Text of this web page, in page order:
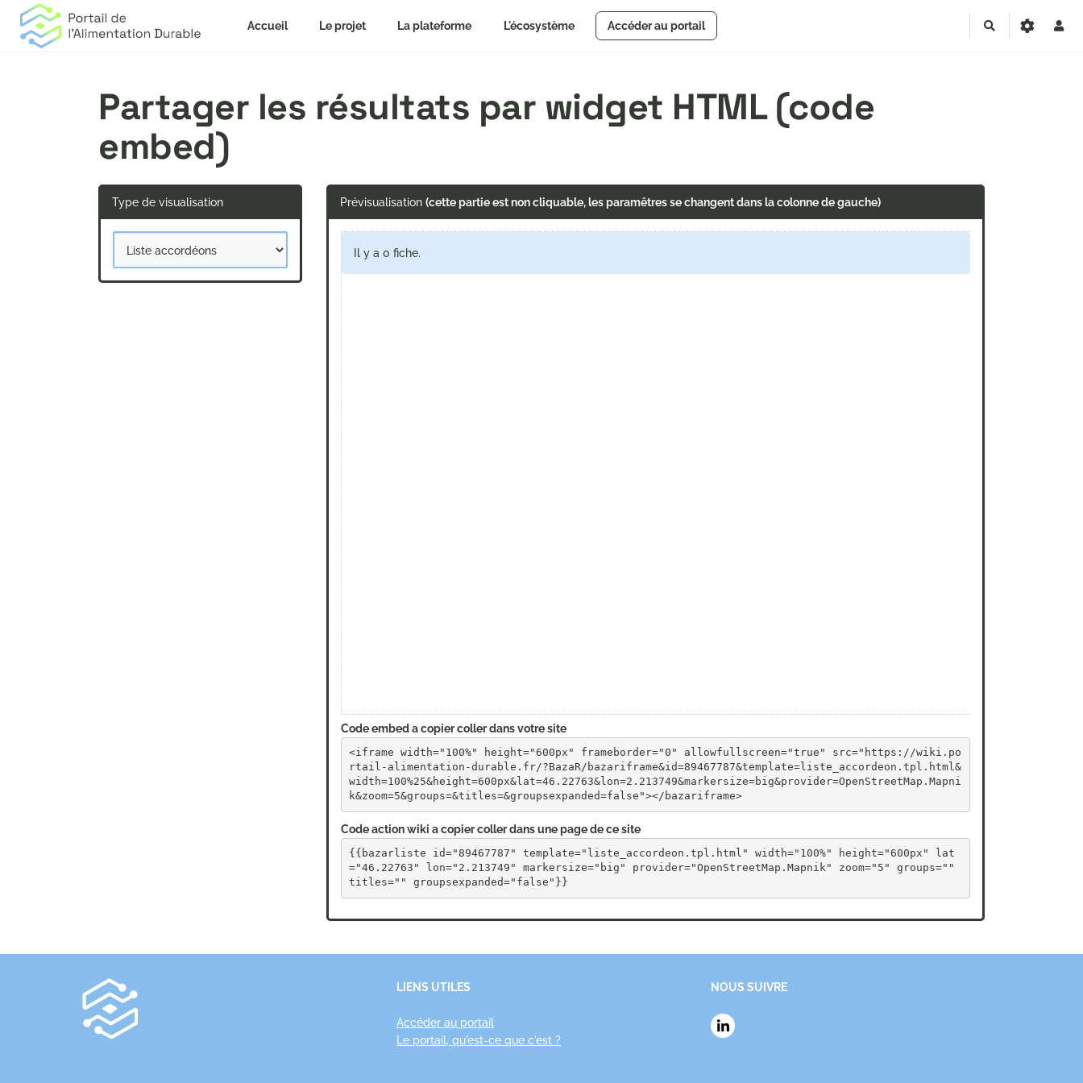
Accueil Le projet La plateforme L'écosystème Accéder au portail Rechercher
Partager les résultats par widget HTML (code
embed)
Type de visualisation Prévisualisation (cette partie est non cliquable, les paramêtres se changent dans la colonne de gauche)
Code embed a copier coller dans votre site
<iframe width="100%" height="600px" frameborder="0" allowfullscreen="true" src="https://wiki.po
rtail-alimentation-durable.fr/?BazaR/bazariframe&id=89467787&template=liste_accordeon.tpl.html&
width=100%25&height=600px&lat=46.22763&lon=2.213749&markersize=big&provider=OpenStreetMap.Mapni
k&zoom=5&groups=&titles=&groupsexpanded=false"></bazariframe>
Code action wiki a copier coller dans une page de ce site
{{bazarliste id="89467787" template="liste_accordeon.tpl.html" width="100%" height="600px" lat
="46.22763" lon="2.213749" markersize="big" provider="OpenStreetMap.Mapnik" zoom="5" groups=""
titles="" groupsexpanded="false"}}
LIENS UTILES
Accéder au portail
Le portail, qu'est-ce que c'est ?
NOUS SUIVRE